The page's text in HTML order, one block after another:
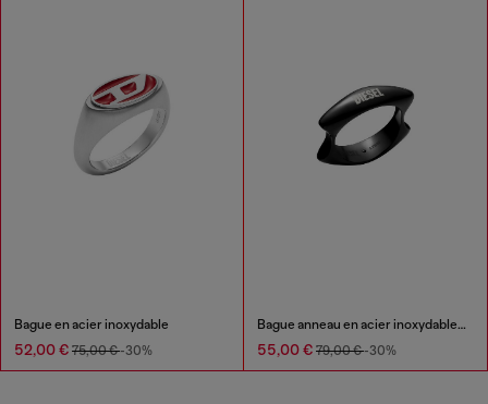
Bague en acier inoxydable
52,00 € 75,00 €-30%
Bague anneau en acier inoxydable noir
55,00 € 79,00 €-30%